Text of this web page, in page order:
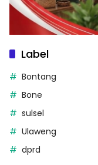
Label
Bontang
Bone
sulsel
Ulaweng
dprd